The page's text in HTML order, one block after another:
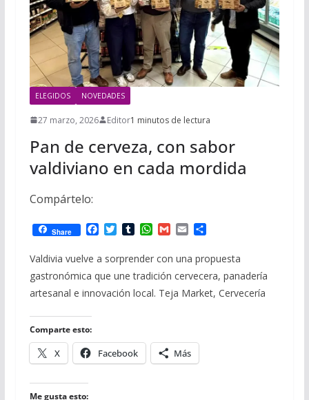
ELEGIDOS NOVEDADES
27 marzo, 2026 Editor1 minutos de lectura
Pan de cerveza, con sabor
valdiviano en cada mordida
Compártelo:
Share
F
c
e
b
o
T
i
t
t
e
T
m
b
l
r
W
a
s
A
G
a
i
l
E
a
i
l
C
m
p
a
r
Valdivia vuelve a sorprender con una propuesta
gastronómica que une tradición cervecera, panadería
artesanal e innovación local. Teja Market, Cervecería
Comparte esto:
X Facebook Más
Me gusta esto: